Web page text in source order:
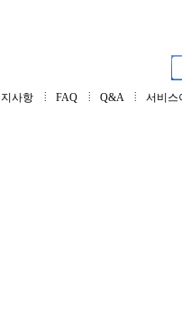
사항 FAQ Q&A 서비스